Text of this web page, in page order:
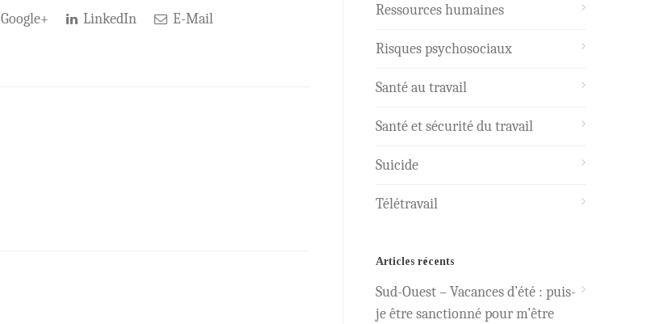
Google+ LinkedIn E-Mail
Ressources humaines
Risques psychosociaux
Santé au travail
Santé et sécurité du travail
Suicide
Télétravail
Articles récents
Sud-Ouest – Vacances d’été : puis-
je être sanctionné pour m’être